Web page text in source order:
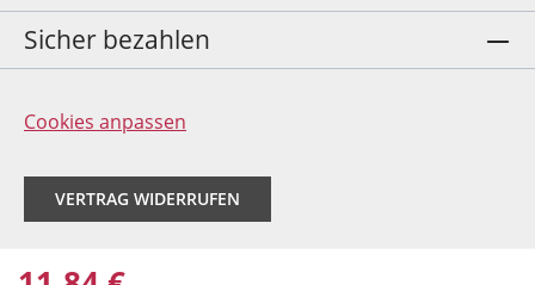
Sicher bezahlen
Cookies anpassen
VERTRAG WIDERRUFEN